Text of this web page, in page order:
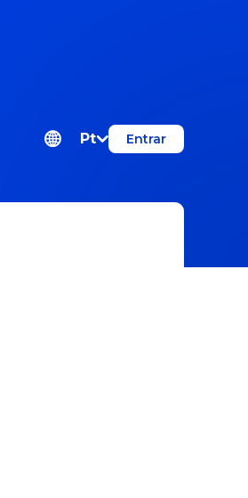
Pt Entrar